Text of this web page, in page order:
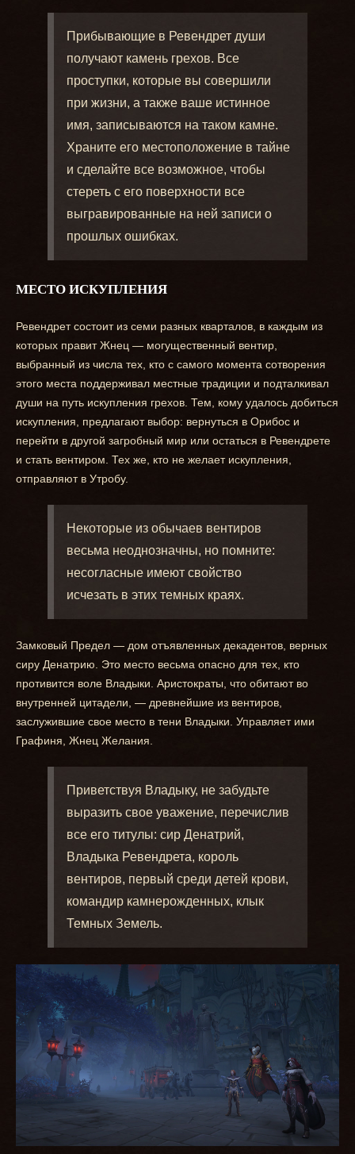
Прибывающие в Ревендрет души
получают камень грехов. Все
проступки, которые вы совершили
при жизни, а также ваше истинное
имя, записываются на таком камне.
Храните его местоположение в тайне
и сделайте все возможное, чтобы
стереть с его поверхности все
выгравированные на ней записи о
прошлых ошибках.
МЕСТО ИСКУПЛЕНИЯ
Ревендрет состоит из семи разных кварталов, в каждым из
которых правит Жнец — могущественный вентир,
выбранный из числа тех, кто с самого момента сотворения
этого места поддерживал местные традиции и подталкивал
души на путь искупления грехов. Тем, кому удалось добиться
искупления, предлагают выбор: вернуться в Орибос и
перейти в другой загробный мир или остаться в Ревендрете
и стать вентиром. Тех же, кто не желает искупления,
отправляют в Утробу.
Некоторые из обычаев вентиров
весьма неоднозначны, но помните:
несогласные имеют свойство
исчезать в этих темных краях.
Замковый Предел — дом отъявленных декадентов, верных
сиру Денатрию. Это место весьма опасно для тех, кто
противится воле Владыки. Аристократы, что обитают во
внутренней цитадели, — древнейшие из вентиров,
заслужившие свое место в тени Владыки. Управляет ими
Графиня, Жнец Желания.
Приветствуя Владыку, не забудьте
выразить свое уважение, перечислив
все его титулы: сир Денатрий,
Владыка Ревендрета, король
вентиров, первый среди детей крови,
командир камнерожденных, клык
Темных Земель.